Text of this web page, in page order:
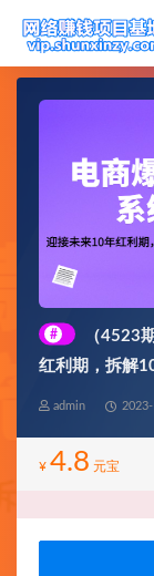
#
（4523
红利期，拆解
admin 2023-
¥ 4.8 元宝